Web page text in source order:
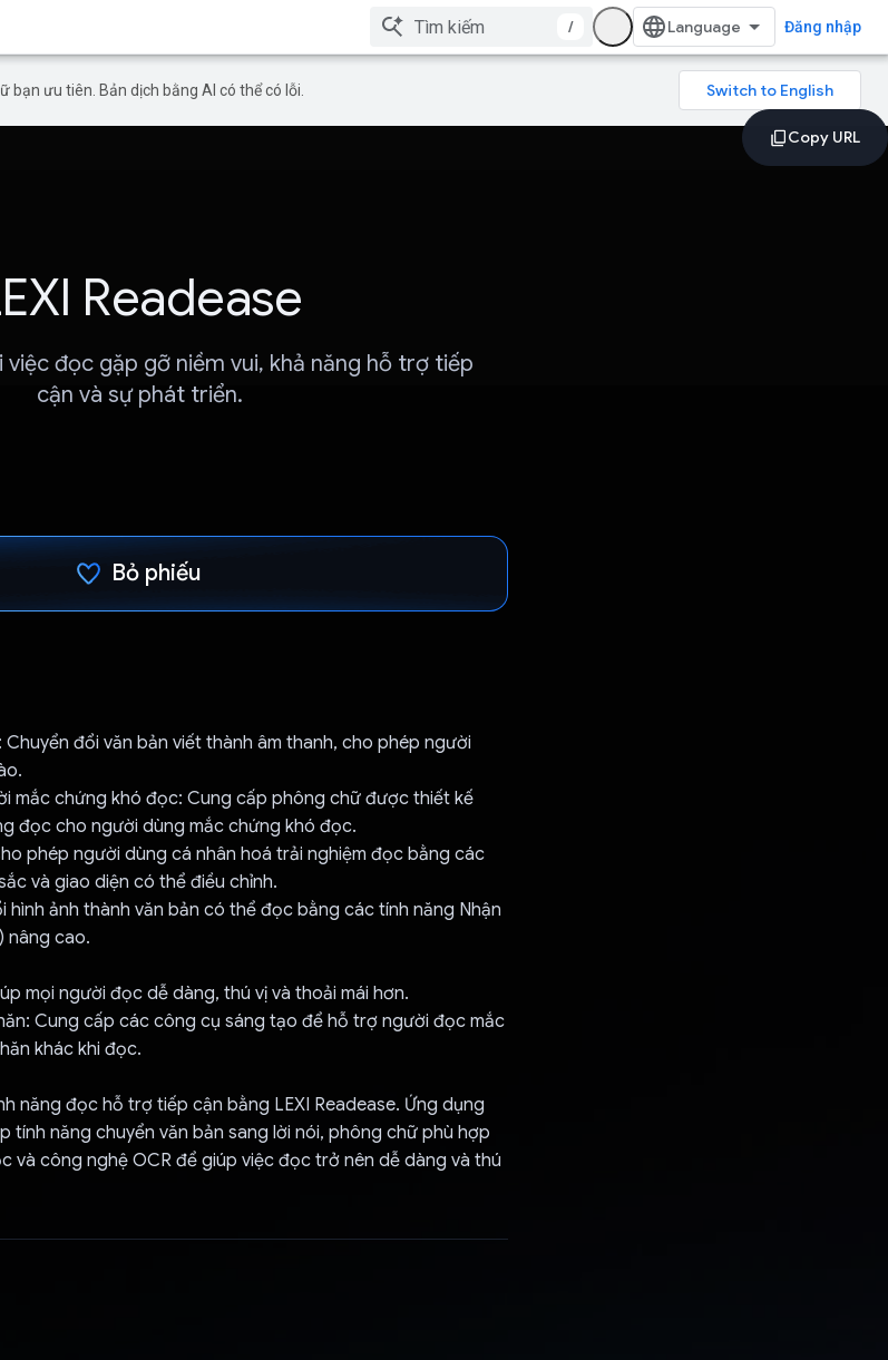
/ Đăng nhập
bạn ưu tiên. Bản dịch bằng AI có thể có lỗi.
Readease
việc đọc gặp gỡ niềm vui, khả năng hỗ trợ tiếp
cận và sự phát triển.
Bỏ phiếu
Chuyển đổi văn bản viết thành âm thanh, cho phép người
mắc chứng khó đọc: Cung cấp phông chữ được thiết kế
đọc cho người dùng mắc chứng khó đọc.
phép người dùng cá nhân hoá trải nghiệm đọc bằng các
và giao diện có thể điều chỉnh.
hình ảnh thành văn bản có thể đọc bằng các tính năng Nhận
nâng cao.
mọi người đọc dễ dàng, thú vị và thoải mái hơn.
Cung cấp các công cụ sáng tạo để hỗ trợ người đọc mắc
khác khi đọc.
năng đọc hỗ trợ tiếp cận bằng LEXI Readease. Ứng dụng
tính năng chuyển văn bản sang lời nói, phông chữ phù hợp
và công nghệ OCR để giúp việc đọc trở nên dễ dàng và thú